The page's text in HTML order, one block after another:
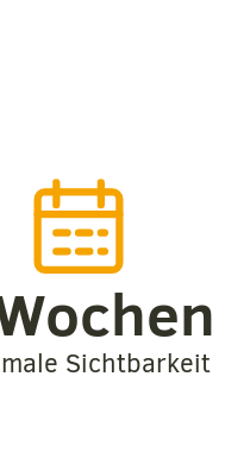
Sichtbarkeit